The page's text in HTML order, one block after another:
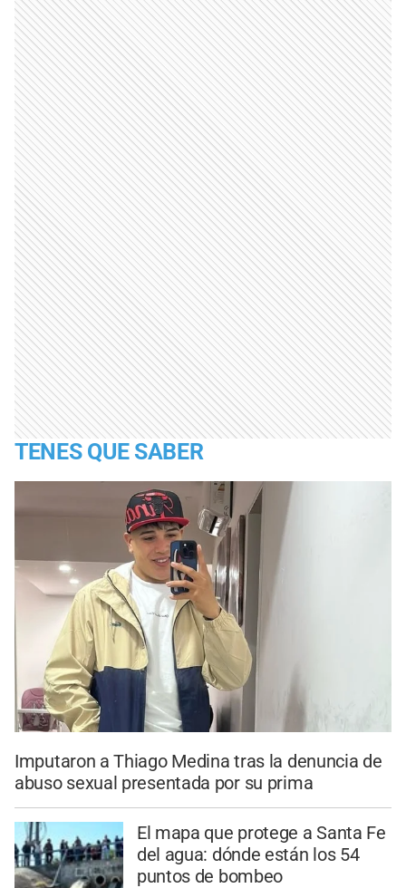
TENES QUE SABER
Imputaron a Thiago Medina tras la denuncia de
abuso sexual presentada por su prima
El mapa que protege a Santa Fe
del agua: dónde están los 54
puntos de bombeo